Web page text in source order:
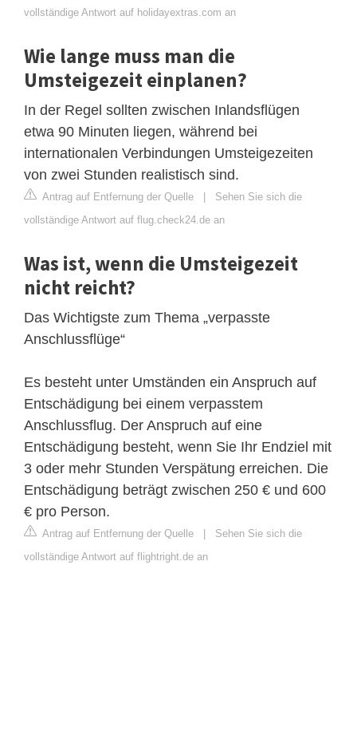
vollständige Antwort auf holidayextras.com an
Wie lange muss man die
Umsteigezeit einplanen?
In der Regel sollten zwischen Inlandsflügen
etwa 90 Minuten liegen, während bei
internationalen Verbindungen Umsteigezeiten
von zwei Stunden realistisch sind.
Antrag auf Entfernung der Quelle | Sehen Sie sich die
vollständige Antwort auf flug.check24.de an
Was ist, wenn die Umsteigezeit
nicht reicht?
Das Wichtigste zum Thema „verpasste
Anschlussflüge“
Es besteht unter Umständen ein Anspruch auf
Entschädigung bei einem verpasstem
Anschlussflug. Der Anspruch auf eine
Entschädigung besteht, wenn Sie Ihr Endziel mit
3 oder mehr Stunden Verspätung erreichen. Die
Entschädigung beträgt zwischen 250 € und 600
€ pro Person.
Antrag auf Entfernung der Quelle | Sehen Sie sich die
vollständige Antwort auf flightright.de an